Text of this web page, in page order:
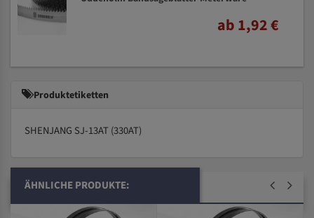
ab 1,92 €
Produktetiketten
SHENJANG SJ-13AT (330AT)
ÄHNLICHE PRODUKTE: